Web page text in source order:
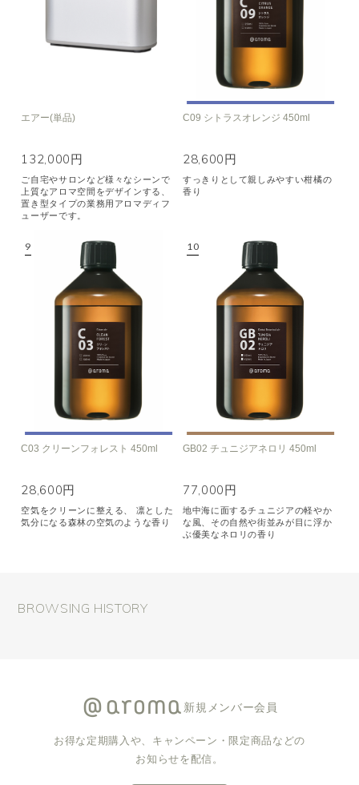
エアー(単品)
132,000円
ご自宅やサロンなど様々なシーンで
上質なアロマ空間をデザインする、
置き型タイプの業務用アロマディフ
ューザーです。
C09 シトラスオレンジ 450ml
28,600円
すっきりとして親しみやすい柑橘の
香り
C03 クリーンフォレスト 450ml
28,600円
空気をクリーンに整える、 凛とした
気分になる森林の空気のような香り
GB02 チュニジアネロリ 450ml
77,000円
地中海に面するチュニジアの軽やか
な風、その自然や街並みが目に浮か
ぶ優美なネロリの香り
BROWSING HISTORY
新規メンバー会員
お得な定期購入や、キャンペーン・限定商品などの
お知らせを配信。